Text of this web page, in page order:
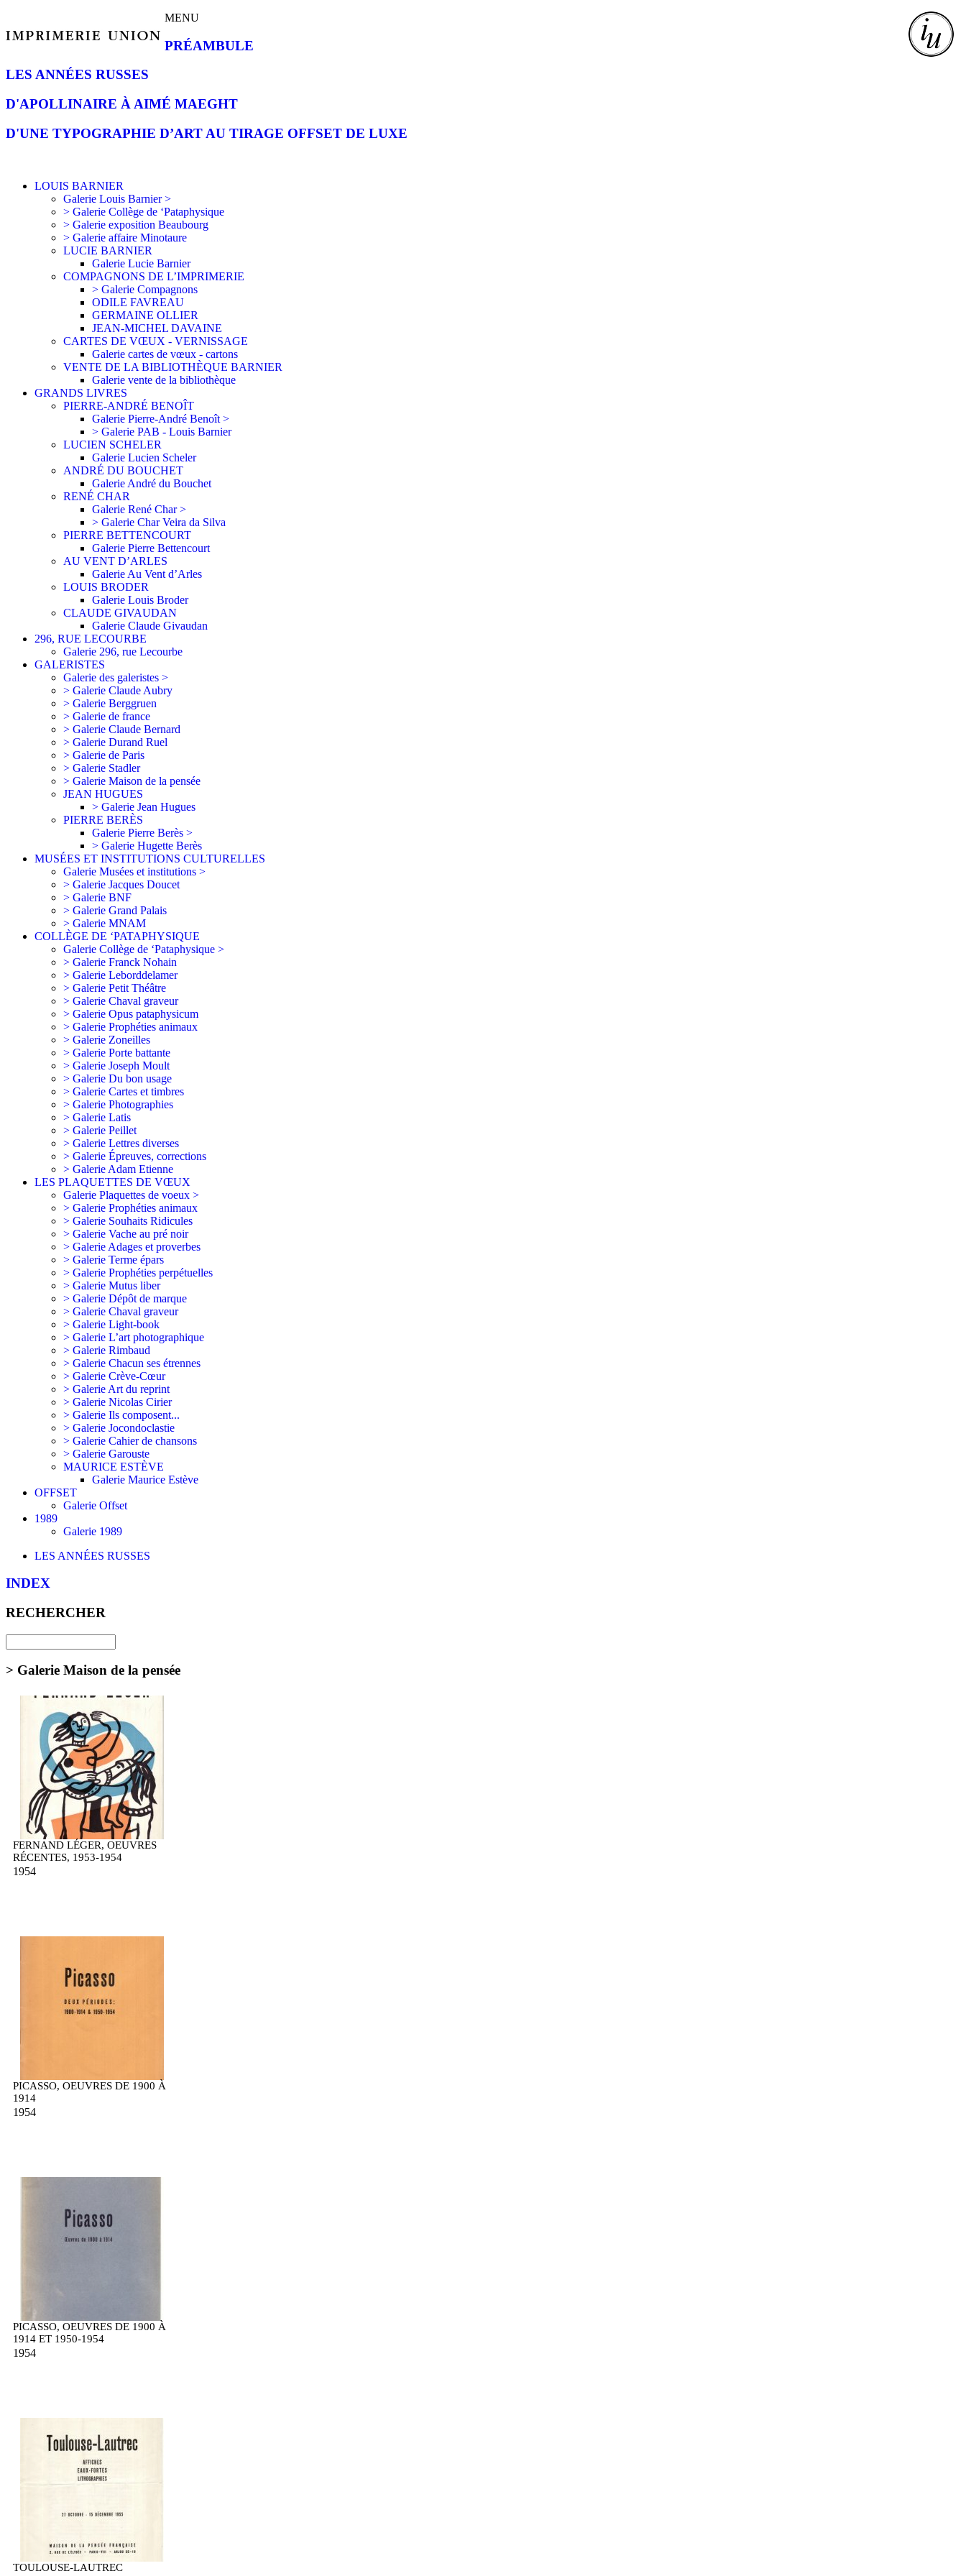
MENU
PRÉAMBULE
LES ANNÉES RUSSES
D'APOLLINAIRE À AIMÉ MAEGHT
D'UNE TYPOGRAPHIE D’ART AU TIRAGE OFFSET DE LUXE
LOUIS BARNIER
Galerie Louis Barnier >
> Galerie Collège de ‘Pataphysique
> Galerie exposition Beaubourg
> Galerie affaire Minotaure
LUCIE BARNIER
Galerie Lucie Barnier
COMPAGNONS DE L’IMPRIMERIE
> Galerie Compagnons
ODILE FAVREAU
GERMAINE OLLIER
JEAN-MICHEL DAVAINE
CARTES DE VŒUX - VERNISSAGE
Galerie cartes de vœux - cartons
VENTE DE LA BIBLIOTHÈQUE BARNIER
Galerie vente de la bibliothèque
GRANDS LIVRES
PIERRE-ANDRÉ BENOÎT
Galerie Pierre-André Benoît >
> Galerie PAB - Louis Barnier
LUCIEN SCHELER
Galerie Lucien Scheler
ANDRÉ DU BOUCHET
Galerie André du Bouchet
RENÉ CHAR
Galerie René Char >
> Galerie Char Veira da Silva
PIERRE BETTENCOURT
Galerie Pierre Bettencourt
AU VENT D’ARLES
Galerie Au Vent d’Arles
LOUIS BRODER
Galerie Louis Broder
CLAUDE GIVAUDAN
Galerie Claude Givaudan
296, RUE LECOURBE
Galerie 296, rue Lecourbe
GALERISTES
Galerie des galeristes >
> Galerie Claude Aubry
> Galerie Berggruen
> Galerie de france
> Galerie Claude Bernard
> Galerie Durand Ruel
> Galerie de Paris
> Galerie Stadler
> Galerie Maison de la pensée
JEAN HUGUES
> Galerie Jean Hugues
PIERRE BERÈS
Galerie Pierre Berès >
> Galerie Hugette Berès
MUSÉES ET INSTITUTIONS CULTURELLES
Galerie Musées et institutions >
> Galerie Jacques Doucet
> Galerie BNF
> Galerie Grand Palais
> Galerie MNAM
COLLÈGE DE ‘PATAPHYSIQUE
Galerie Collège de ‘Pataphysique >
> Galerie Franck Nohain
> Galerie Leborddelamer
> Galerie Petit Théâtre
> Galerie Chaval graveur
> Galerie Opus pataphysicum
> Galerie Prophéties animaux
> Galerie Zoneilles
> Galerie Porte battante
> Galerie Joseph Moult
> Galerie Du bon usage
> Galerie Cartes et timbres
> Galerie Photographies
> Galerie Latis
> Galerie Peillet
> Galerie Lettres diverses
> Galerie Épreuves, corrections
> Galerie Adam Etienne
LES PLAQUETTES DE VŒUX
Galerie Plaquettes de voeux >
> Galerie Prophéties animaux
> Galerie Souhaits Ridicules
> Galerie Vache au pré noir
> Galerie Adages et proverbes
> Galerie Terme épars
> Galerie Prophéties perpétuelles
> Galerie Mutus liber
> Galerie Dépôt de marque
> Galerie Chaval graveur
> Galerie Light-book
> Galerie L’art photographique
> Galerie Rimbaud
> Galerie Chacun ses étrennes
> Galerie Crève-Cœur
> Galerie Art du reprint
> Galerie Nicolas Cirier
> Galerie Ils composent...
> Galerie Jocondoclastie
> Galerie Cahier de chansons
> Galerie Garouste
MAURICE ESTÈVE
Galerie Maurice Estève
OFFSET
Galerie Offset
1989
Galerie 1989
LES ANNÉES RUSSES
INDEX
RECHERCHER
> Galerie Maison de la pensée
FERNAND LÉGER, OEUVRES
RÉCENTES, 1953-1954
1954
PICASSO, OEUVRES DE 1900 À
1914
1954
PICASSO, OEUVRES DE 1900 À
1914 ET 1950-1954
1954
TOULOUSE-LAUTREC